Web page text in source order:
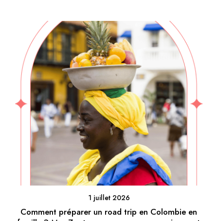
1 juillet 2026
Comment préparer un road trip en Colombie en